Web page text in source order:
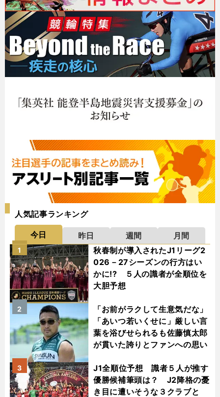
人気記事ランキング
今日 昨日 週間
月間
秋春制が導入されたJ1リーグ2
026－27シーズンの行方はい
かに!? ５人の識者が全順位を
大胆予想
1
「お前がラクして生意気だな」
「あいつ若いくせに」厳しい言
葉を浴びせられるも佐藤慎太郎
が貫いた誇りとファンへの思い
2
J1全順位予想 識者５人が推す
優勝候補筆頭は？ J2降格の憂
き目に遭いそうな３クラブと
3